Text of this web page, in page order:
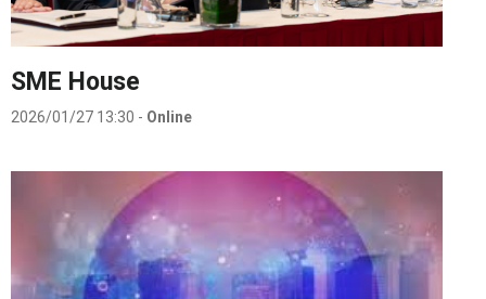
SME House
2026/01/27 13:30 - Online